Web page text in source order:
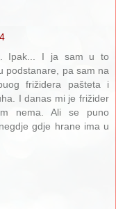
Ipak... I ja sam u to
podstanare, pa sam na
frižidera pašteta i
I danas mi je frižider
nema. Ali se puno
gdje hrane ima u